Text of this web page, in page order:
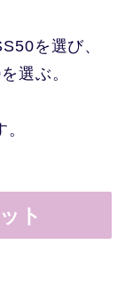
を選び、
選ぶ。
ト